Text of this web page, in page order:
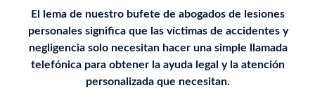
El lema de nuestro bufete de abogados de lesiones
personales significa que las víctimas de accidentes y
negligencia solo necesitan hacer una simple llamada
telefónica para obtener la ayuda legal y la atención
personalizada que necesitan.